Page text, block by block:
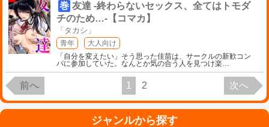
巻 友達 -終わらないセックス、全てはトモダ
チのため…-【コマカ】
「タカシ」
青年
大人向け
「自分を変えたい」そう思った佳苗は、サークルの新歓コン
パに参加していた。なんとか気の合う人を見つけ楽
前へ 1 2 次へ
ジャンルから探す